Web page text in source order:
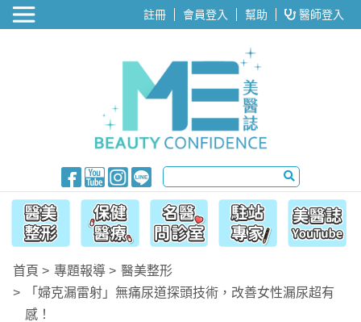
醫美整形 註冊 會員登入 幫助 醫師登入
首頁 專題報導
醫美整形
「婦克漏雷射」無痛尿道探頭技術，改善女性漏尿超有
感！